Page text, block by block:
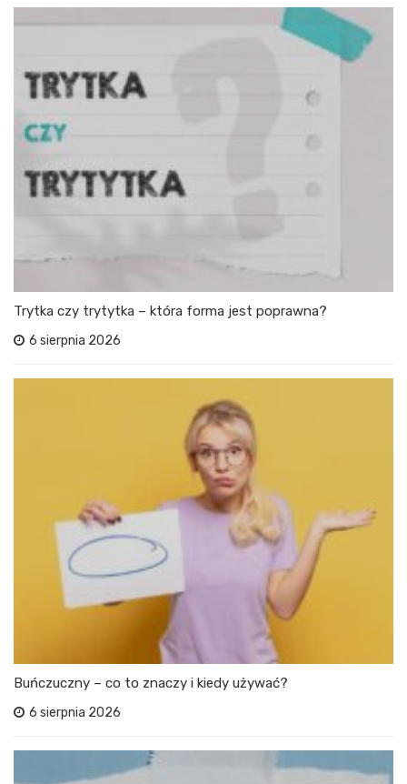
Trytka czy trytytka – która forma jest poprawna?
6 sierpnia 2026
Buńczuczny – co to znaczy i kiedy używać?
6 sierpnia 2026